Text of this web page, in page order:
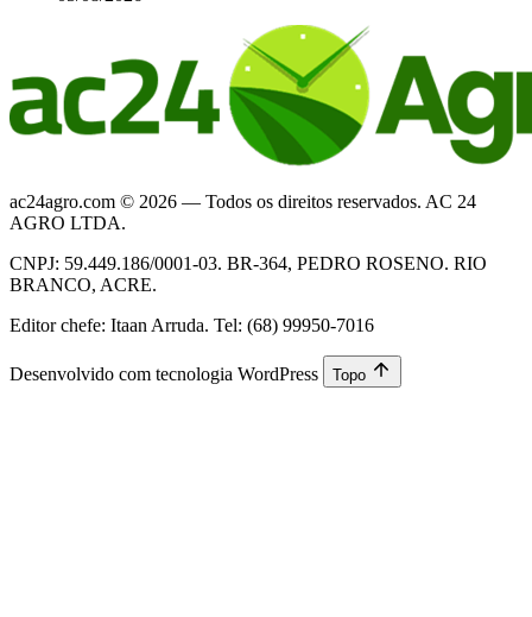
ac24agro.com © 2026 — Todos os direitos reservados. AC 24
AGRO LTDA.
CNPJ: 59.449.186/0001-03. BR-364, PEDRO ROSENO. RIO
BRANCO, ACRE.
Editor chefe: Itaan Arruda. Tel: (68) 99950-7016
Desenvolvido com tecnologia WordPress Topo